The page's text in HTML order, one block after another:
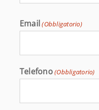
Email (Obbligatorio)
Telefono(Obbligatorio)